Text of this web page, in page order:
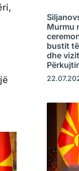
Murmu
bustit
dhe